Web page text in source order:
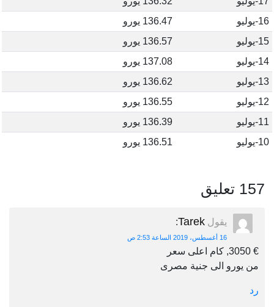
16-يوليو
136.47 يورو
15-يوليو
136.57 يورو
14-يوليو
137.08 يورو
13-يوليو
136.62 يورو
12-يوليو
136.55 يورو
11-يوليو
136.39 يورو
10-يوليو
136.51 يورو
157 تعليق
يقول Tarek
:
16 أغسطس، 2019 الساعة 2:53 ص
€ 3050, كام اعلى سعر
من يورو الى جنية مصرى
رد